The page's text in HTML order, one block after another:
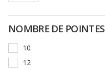
NOMBRE DE POINTES
10
12